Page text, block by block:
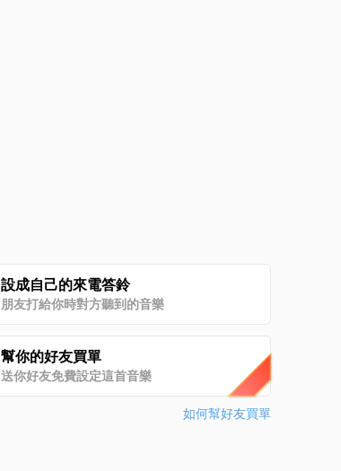
設成自己的來電答鈴
朋友打給你時對方聽到的音樂
幫你的好友買單
送你好友免費設定這首音樂
如何幫好友買單